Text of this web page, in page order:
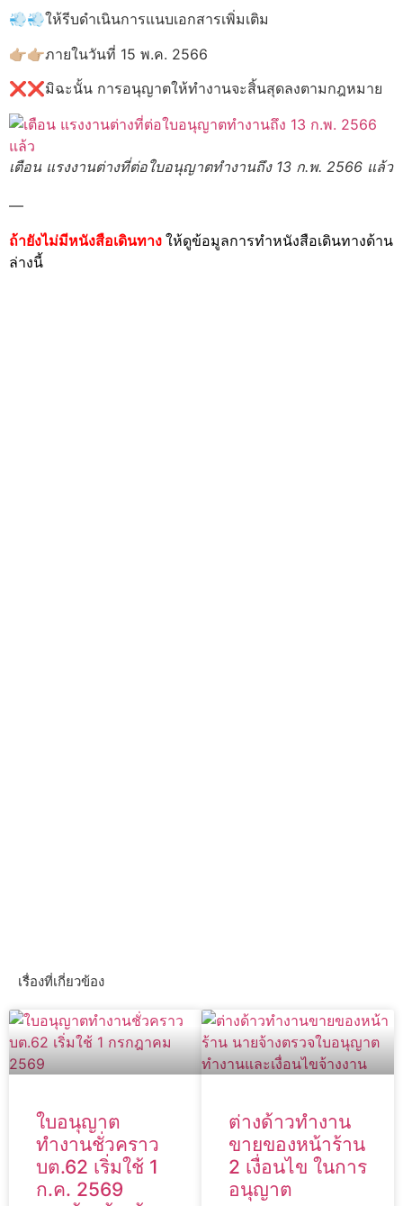
💨💨ให้รีบดำเนินการแนบเอกสารเพิ่มเติม
👉🏼👉🏼ภายในวันที่ 15 พ.ค. 2566
❌❌มิฉะนั้น การอนุญาตให้ทำงานจะสิ้นสุดลงตามกฎหมาย
เตือน แรงงานต่างที่ต่อใบอนุญาตทำงานถึง 13 ก.พ. 2566 แล้ว
—
ถ้ายังไม่มีหนังสือเดินทาง ให้ดูข้อมูลการทำหนังสือเดินทางด้าน
ล่างนี้
เรื่องที่เกี่ยวข้อง
ใบอนุญาต
ทำงานชั่วคราว
บต.62 เริ่มใช้ 1
ก.ค. 2569
ต่างด้าวทำงาน
ขายของหน้าร้าน
2 เงื่อนไข ในการ
อนุญาต